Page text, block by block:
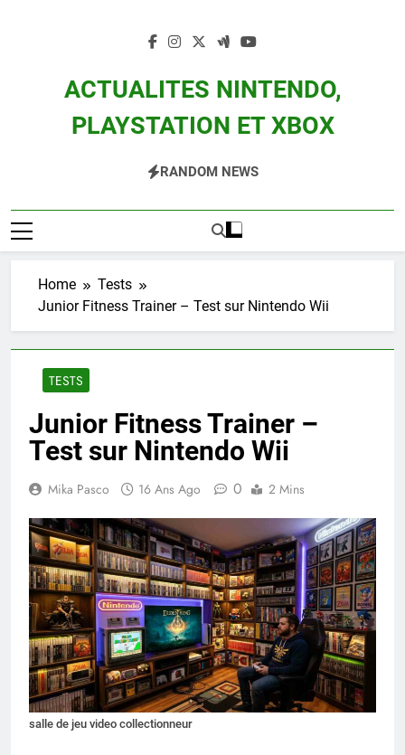
ACTUALITES NINTENDO,
PLAYSTATION ET XBOX
Zelda, Splatoon, Pokemon Entre Autres
RANDOM NEWS
Home
Tests
Junior Fitness Trainer – Test sur Nintendo Wii
TESTS
Junior Fitness Trainer –
Test sur Nintendo Wii
Mika Pasco 16 Ans Ago 0 2 Mins
salle de jeu video collectionneur